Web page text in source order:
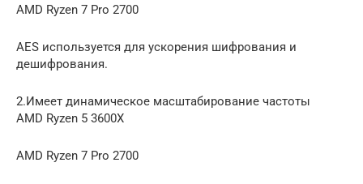
AMD Ryzen 7 Pro 2700
AES используется для ускорения шифрования и
дешифрования.
2.Имеет динамическое масштабирование частоты
AMD Ryzen 5 3600X
AMD Ryzen 7 Pro 2700